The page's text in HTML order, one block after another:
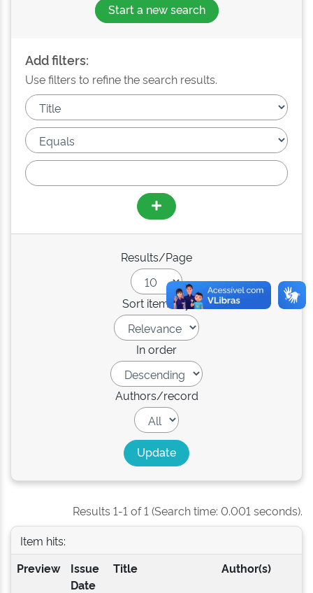
Start a new search
Add filters:
Use filters to refine the search results.
Results/Page
Sort items by
In order
Authors/record
Results 1-1 of 1 (Search time: 0.001 seconds).
Item hits:
Preview
Issue
Date
Title Author(s)